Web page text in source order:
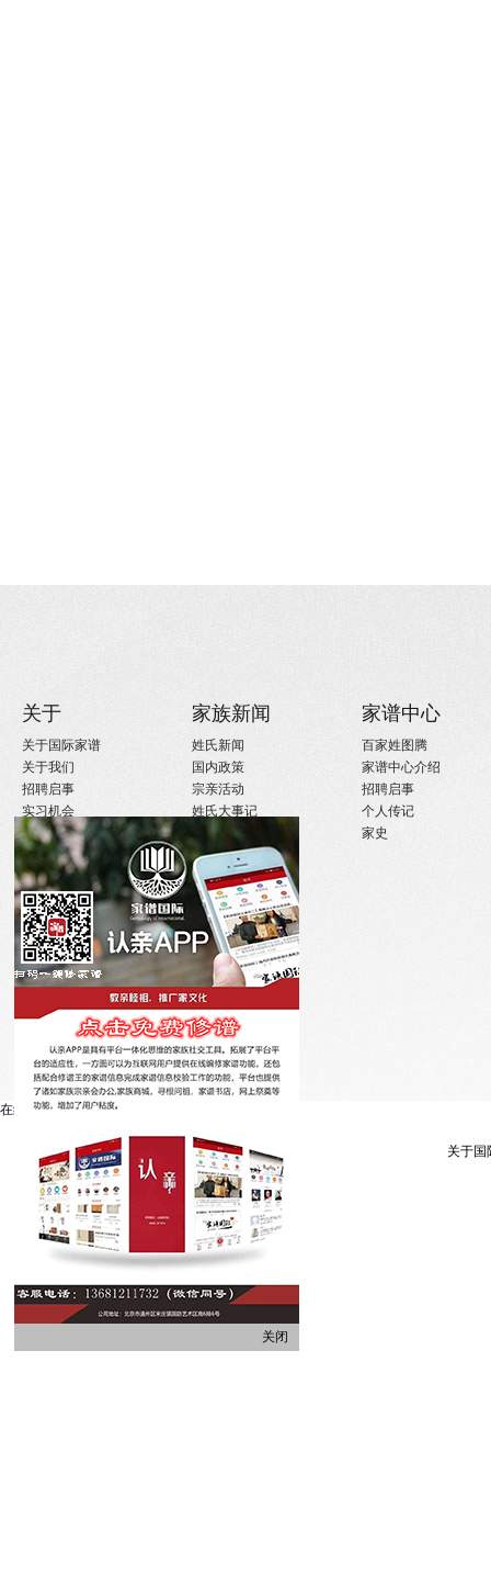
关于
关于国际家谱
关于我们
招聘启事
实习机会
微信订阅
家族新闻
姓氏新闻
国内政策
宗亲活动
姓氏大事记
寻亲咨询
家谱中心
百家姓图腾
家谱中心介绍
招聘启事
个人传记
家史
关于国
在线客服系统
关闭